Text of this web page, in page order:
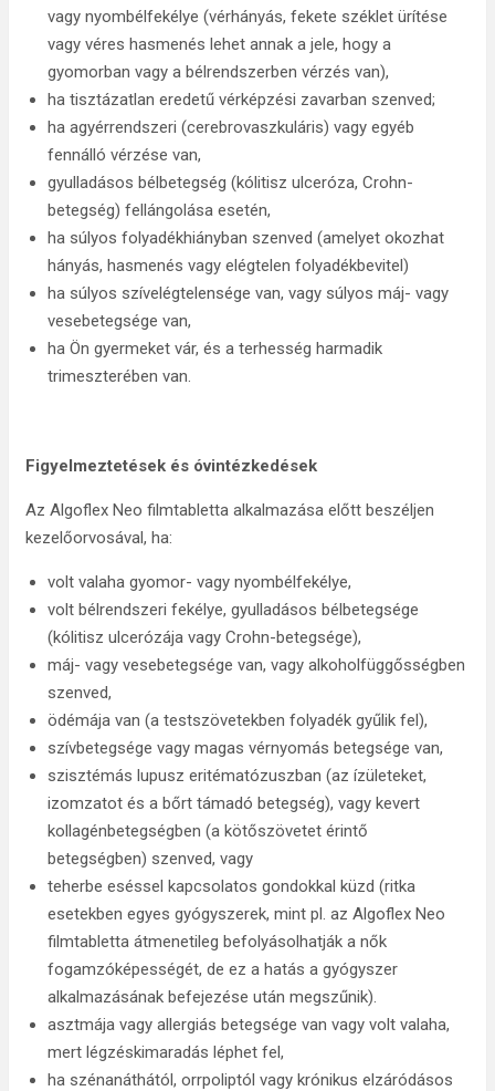
vagy nyombélfekélye (vérhányás, fekete széklet ürítése
vagy véres hasmenés lehet annak a jele, hogy a
gyomorban vagy a bélrendszerben vérzés van),
ha tisztázatlan eredetű vérképzési zavarban szenved;
ha agyérrendszeri (cerebrovaszkuláris) vagy egyéb
fennálló vérzése van,
gyulladásos bélbetegség (kólitisz ulceróza, Crohn-
betegség) fellángolása esetén,
ha súlyos folyadékhiányban szenved (amelyet okozhat
hányás, hasmenés vagy elégtelen folyadékbevitel)
ha súlyos szívelégtelensége van, vagy súlyos máj- vagy
vesebetegsége van,
ha Ön gyermeket vár, és a terhesség harmadik
trimeszterében van.
Figyelmeztetések és óvintézkedések
Az Algoflex Neo filmtabletta alkalmazása előtt beszéljen
kezelőorvosával, ha:
volt valaha gyomor- vagy nyombélfekélye,
volt bélrendszeri fekélye, gyulladásos bélbetegsége
(kólitisz ulcerózája vagy Crohn-betegsége),
máj- vagy vesebetegsége van, vagy alkoholfüggősségben
szenved,
ödémája van (a testszövetekben folyadék gyűlik fel),
szívbetegsége vagy magas vérnyomás betegsége van,
szisztémás lupusz eritématózuszban (az ízületeket,
izomzatot és a bőrt támadó betegség), vagy kevert
kollagénbetegségben (a kötőszövetet érintő
betegségben) szenved, vagy
teherbe eséssel kapcsolatos gondokkal küzd (ritka
esetekben egyes gyógyszerek, mint pl. az Algoflex Neo
filmtabletta átmenetileg befolyásolhatják a nők
fogamzóképességét, de ez a hatás a gyógyszer
alkalmazásának befejezése után megszűnik).
asztmája vagy allergiás betegsége van vagy volt valaha,
mert légzéskimaradás léphet fel,
ha szénanáthától, orrpoliptól vagy krónikus elzáródásos